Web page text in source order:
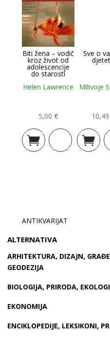
Biti žena – vodič
kroz život od
adolescencije
do starosti
Helen Lawrence
5,00 €
Dodaj u
košaricu
Sve o
Milivoje
Dodaj u
košaricu
ANTIKVARIJAT
ALTERNATIVA
ARHITEKTURA, DIZAJN,
GEODEZIJA
BIOLOGIJA, PRIRODA,
EKONOMIJA
ENCIKLOPEDIJE, LEKSIKONI,